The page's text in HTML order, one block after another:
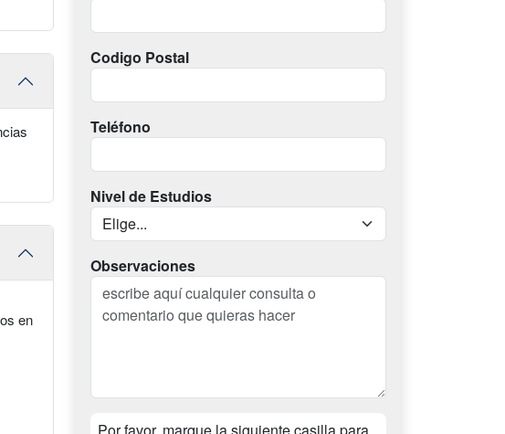
en
Codigo Postal
Teléfono
Nivel de Estudios
Observaciones